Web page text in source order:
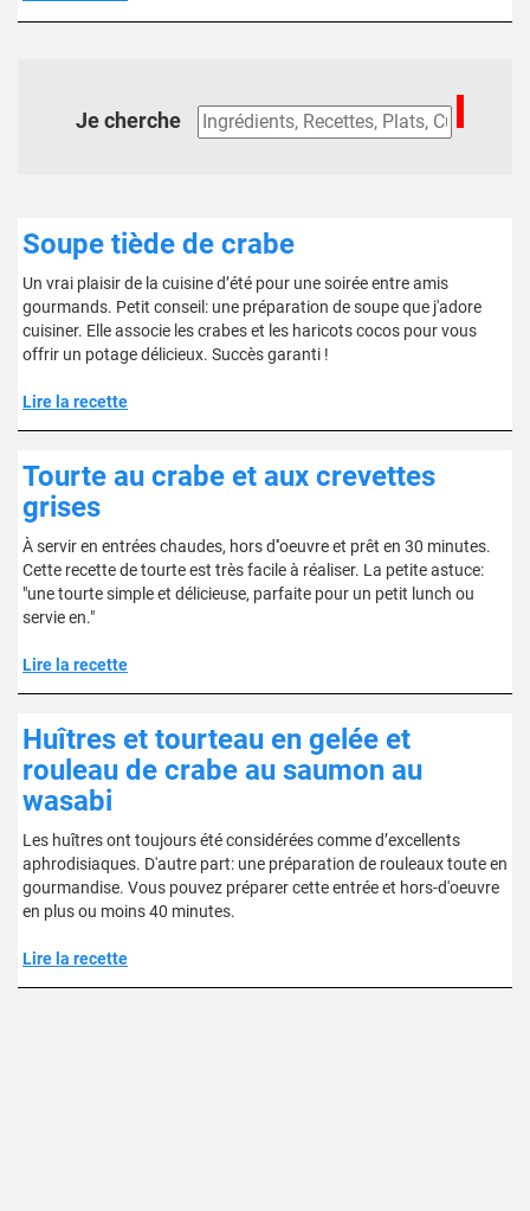
Je cherche
Soupe tiède de crabe
Un vrai plaisir de la cuisine d’été pour une soirée entre amis
gourmands. Petit conseil: une préparation de soupe que j'adore
cuisiner. Elle associe les crabes et les haricots cocos pour vous
offrir un potage délicieux. Succès garanti !
Lire la recette
Tourte au crabe et aux crevettes
grises
À servir en entrées chaudes, hors d''oeuvre et prêt en 30 minutes.
Cette recette de tourte est très facile à réaliser. La petite astuce:
"une tourte simple et délicieuse, parfaite pour un petit lunch ou
servie en."
Lire la recette
Huîtres et tourteau en gelée et
rouleau de crabe au saumon au
wasabi
Les huîtres ont toujours été considérées comme d’excellents
aphrodisiaques. D'autre part: une préparation de rouleaux toute en
gourmandise. Vous pouvez préparer cette entrée et hors-d'oeuvre
en plus ou moins 40 minutes.
Lire la recette